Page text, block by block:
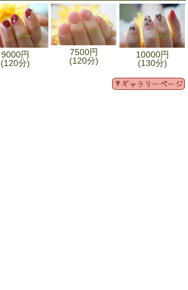
9000円
(120分)
7500円
(120分)
10000円
(130分)